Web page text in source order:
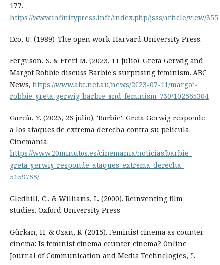
177.
https://www.infinitypress.info/index.php/jsss/article/view/355
Eco, U. (1989). The open work. Harvard University Press.
Ferguson, S. & Freri M. (2023, 11 julio). Greta Gerwig and
Margot Robbie discuss Barbie's surprising feminism. ABC
News, https://www.abc.net.au/news/2023-07-11/margot-
robbie-greta-gerwig-barbie-and-feminism-730/102565304
García, Y. (2023, 26 julio). 'Barbie': Greta Gerwig responde
a los ataques de extrema derecha contra su película.
Cinemanía.
https://www.20minutos.es/cinemania/noticias/barbie-
greta-gerwig-responde-ataques-extrema-derecha-
5159755/
Gledhill, C., & Williams, L. (2000). Reinventing film
studies. Oxford University Press
Gürkan, H. & Ozan, R. (2015). Feminist cinema as counter
cinema: Is feminist cinema counter cinema? Online
Journal of Communication and Media Technologies, 5.